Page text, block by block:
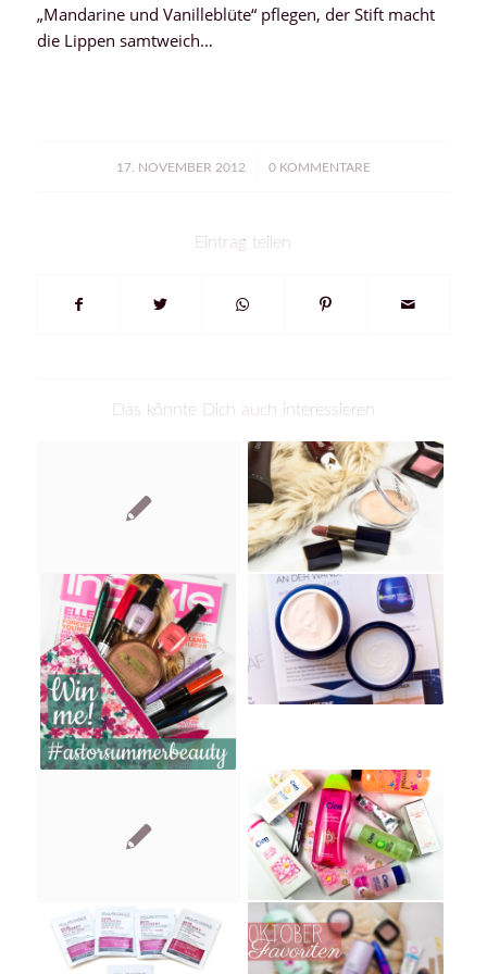
„Mandarine und Vanilleblüte“ pflegen, der Stift macht
die Lippen samtweich…
17. NOVEMBER 2012
/ 0 KOMMENTARE
Eintrag teilen
Das könnte Dich auch interessieren